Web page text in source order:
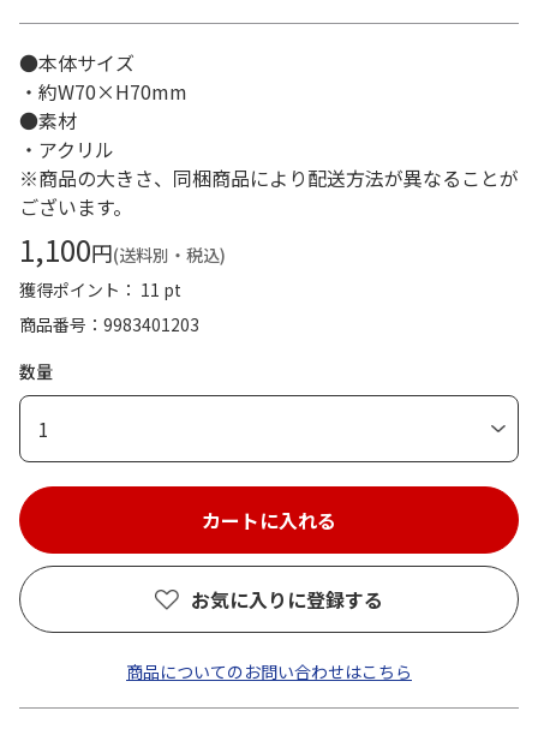
●本体サイズ
・約W70×H70mm
●素材
・アクリル
※商品の大きさ、同梱商品により配送方法が異なることが
ございます。
1,100円(送料別・税込)
獲得ポイント： 11 pt
商品番号
9983401203
数量
1
お気に入りに登録する
商品についてのお問い合わせはこちら